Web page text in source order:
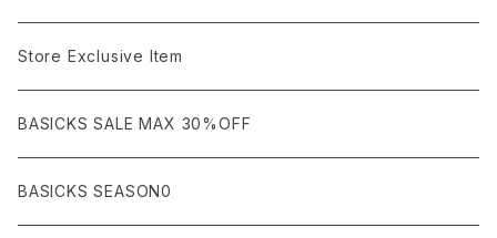
ANCHOR
asics
agnes b
VEST(ベスト）
CARGO (カーゴ)
Boots
Bag / Wallet
Watch
Interior
¥5,000〜¥10,000
¥10,000〜¥30,000
¥30,000〜¥50,000
Store Exclusive Item
BASICKS SALE MAX 30%OFF
BASICKS SEASON0